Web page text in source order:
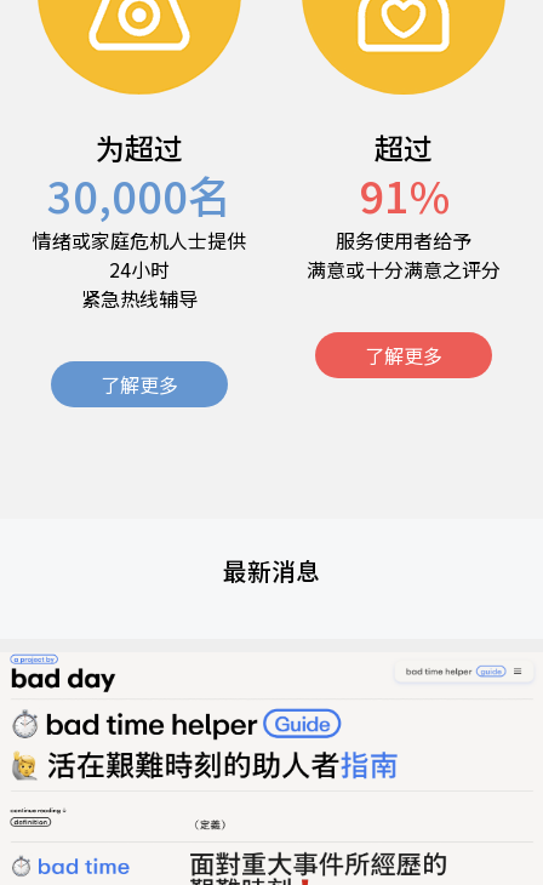
为超过
30,000名
情绪或家庭危机人士提供
24小时
紧急热线辅导
了解更多
超过
91%
服务使用者给予
满意或十分满意之评分
了解更多
最新消息